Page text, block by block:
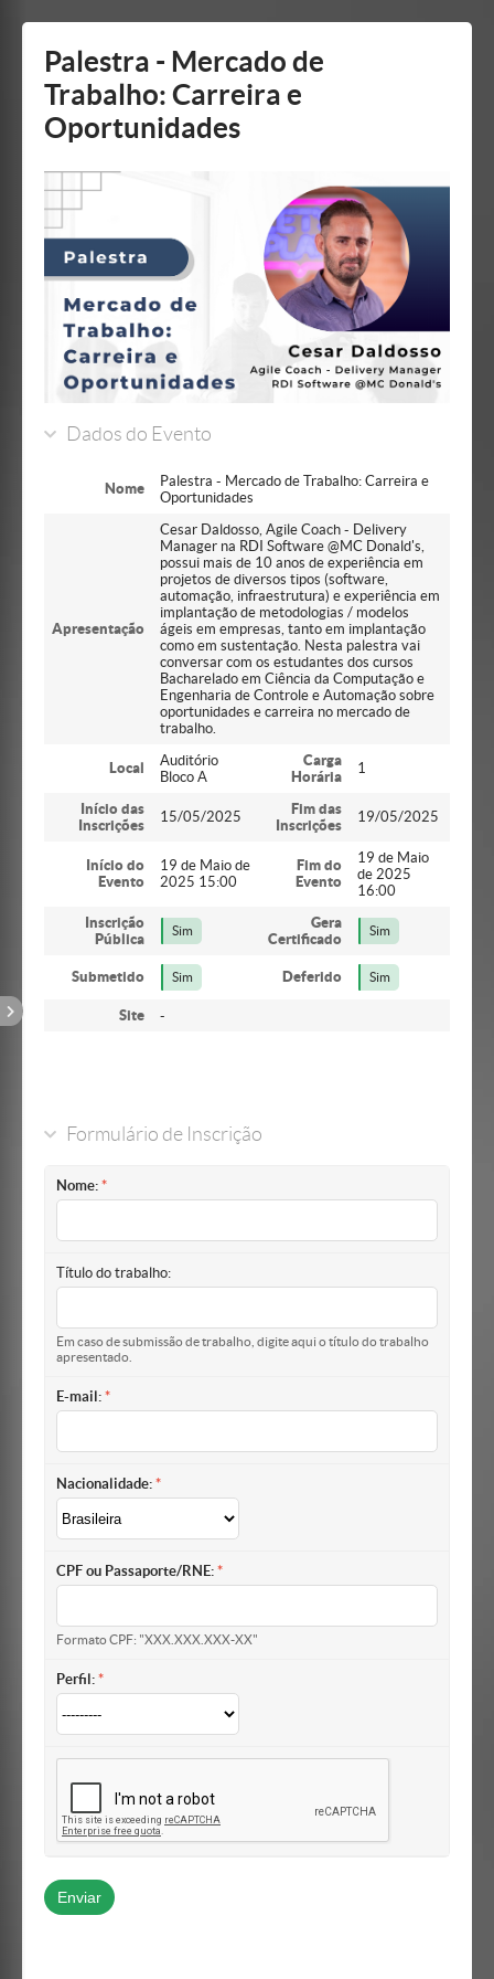
barra
Palestra - Mercado de
Trabalho: Carreira e
Oportunidades
Dados do Evento
Nome
Palestra - Mercado de Trabalho: Carreira e
Oportunidades
Apresentação
Cesar Daldosso, Agile Coach - Delivery
Manager na RDI Software @MC Donald's,
possui mais de 10 anos de experiência em
projetos de diversos tipos (software,
automação, infraestrutura) e experiência em
implantação de metodologias / modelos
ágeis em empresas, tanto em implantação
como em sustentação. Nesta palestra vai
conversar com os estudantes dos cursos
Bacharelado em Ciência da Computação e
Engenharia de Controle e Automação sobre
oportunidades e carreira no mercado de
trabalho.
Local
Auditório
Bloco A
Carga
Horária
1
Início das
Inscrições
15/05/2025
Fim das
Inscrições
19/05/2025
Início do
Evento
19 de Maio de
2025 15:00
Fim do
Evento
19 de Maio
de 2025
16:00
Inscrição
Pública
Sim
Gera
Certificado
Sim
Submetido Sim Deferido Sim
Site -
Formulário de Inscrição
Nome:
Título do trabalho:
Em caso de submissão de trabalho, digite aqui o título do trabalho
apresentado.
E-mail:
Nacionalidade:
CPF ou Passaporte/RNE:
Formato CPF: "XXX.XXX.XXX-XX"
Perfil: